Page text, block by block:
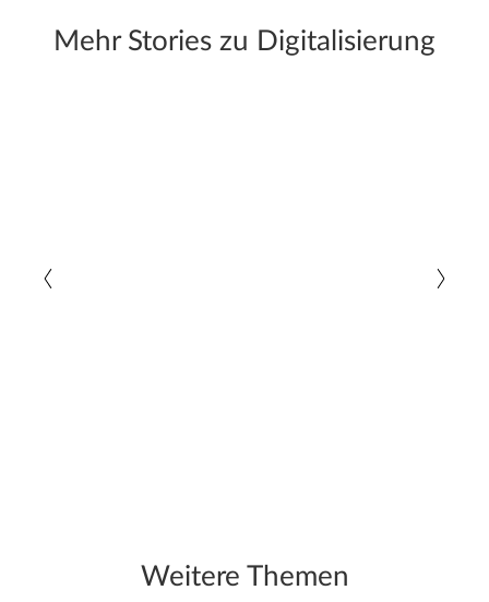
Mehr Stories zu Digitalisierung
Weitere Themen